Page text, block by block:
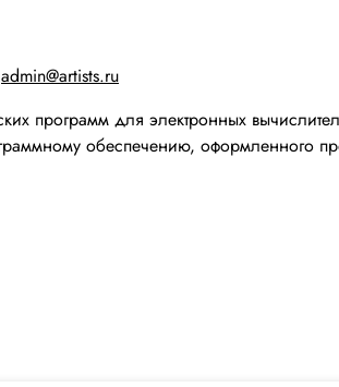
admin@artists.ru
программ для электронных
обеспечению, оформленного